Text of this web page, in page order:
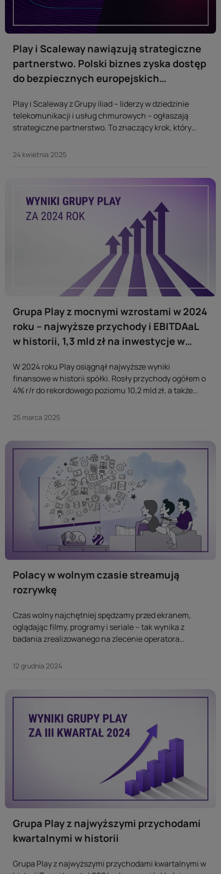
Play i Scaleway nawiązują strategiczne
partnerstwo. Polski biznes zyska dostęp
do bezpiecznych europejskich
Play i Scaleway z Grupy iliad – liderzy w dziedzinie
telekomunikacji i usług chmurowych – ogłaszają
strategiczne partnerstwo. To znaczący krok, który
z dziedziny sztucznej inteligencji (AI) w Polsce. ...
24 kwietnia 2025
Grupa Play z mocnymi wzrostami w 2024
roku – najwyższe przychody i EBITDAaL
w historii, 1,3 mld zł na inwestycje w
W 2024 roku Play osiągnął najwyższe wyniki
finansowe w historii spółki. Rosły przychody ogółem o
4% r/r do rekordowego poziomu 10,2 mld zł, a także
usług dla domu (o 4,1% r/r do ponad 2 mld zł). ...
25 marca 2025
Polacy w wolnym czasie streamują
rozrywkę
Czas wolny najchętniej spędzamy przed ekranem,
oglądając filmy, programy i seriale – tak wynika z
badania zrealizowanego na zlecenie operatora
że serwisy streamingowe na dobre zdobyły serca
12 grudnia 2024
Grupa Play z najwyższymi przychodami
kwartalnymi w historii
Grupa Play z najwyższymi przychodami kwartalnymi w